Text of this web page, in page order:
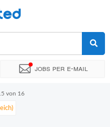
Jobs per e-mail
von 16